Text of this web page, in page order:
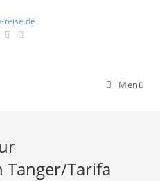
reise.de
Menü
Tarifa